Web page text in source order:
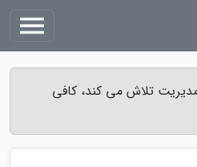
تلاش می کند، کافی